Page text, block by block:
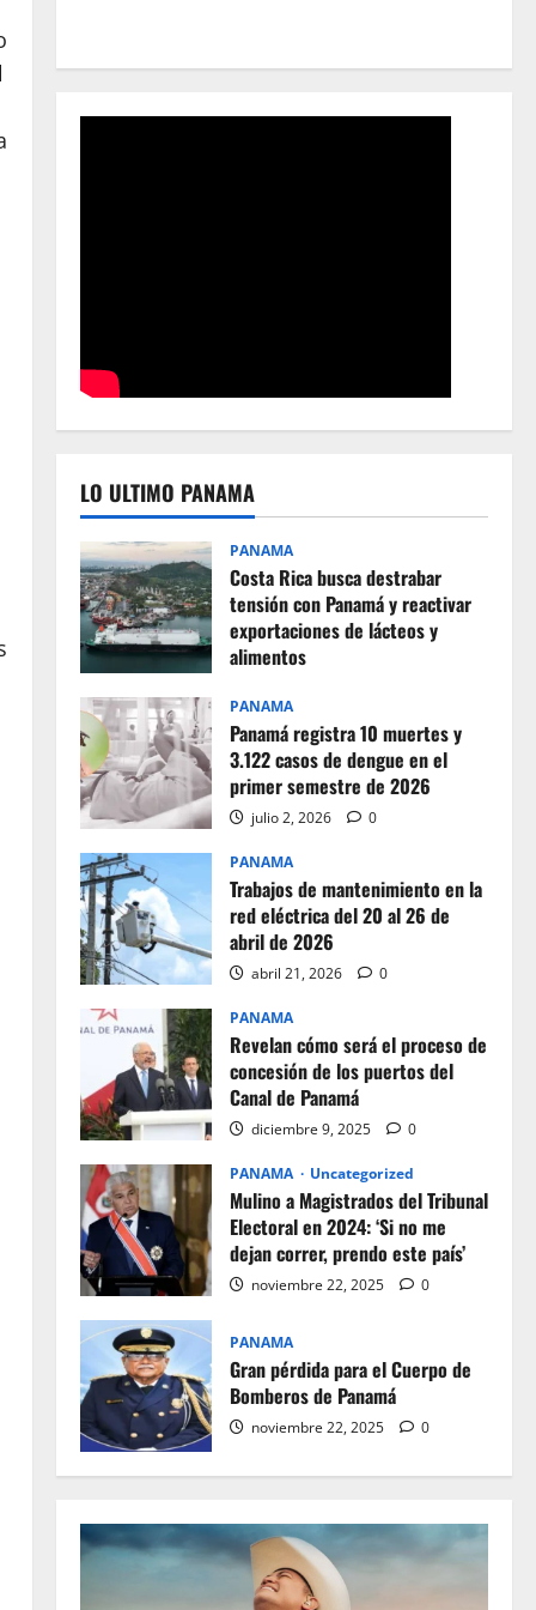
LO ULTIMO PANAMA
PANAMA
Costa Rica busca destrabar
tensión con Panamá y reactivar
exportaciones de lácteos y
alimentos
PANAMA
Panamá registra 10 muertes y
3.122 casos de dengue en el
primer semestre de 2026
julio 2, 2026 0
PANAMA
Trabajos de mantenimiento en la
red eléctrica del 20 al 26 de
abril de 2026
abril 21, 2026 0
PANAMA
Revelan cómo será el proceso de
concesión de los puertos del
Canal de Panamá
diciembre 9, 2025 0
PANAMA Uncategorized
Mulino a Magistrados del Tribunal
Electoral en 2024: ‘Si no me
dejan correr, prendo este país’
noviembre 22, 2025 0
PANAMA
Gran pérdida para el Cuerpo de
Bomberos de Panamá
noviembre 22, 2025 0